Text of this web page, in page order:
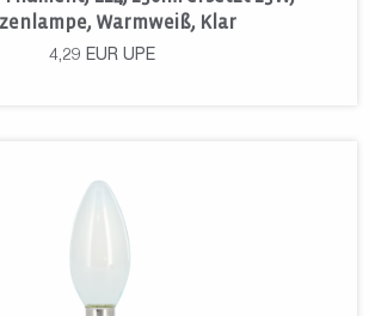
Warmweiß, Klar
4,29 EUR UPE